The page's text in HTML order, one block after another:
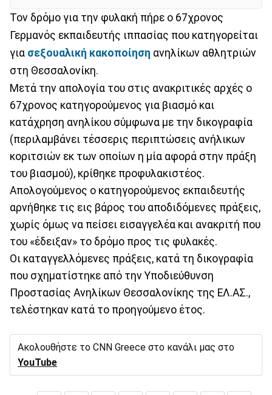
Τον δρόμο για την φυλακή πήρε ο 67χρονος
Γερμανός εκπαιδευτής ιππασίας που κατηγορείται
για σεξουαλική κακοποίηση ανηλίκων αθλητριών
στη Θεσσαλονίκη.
Μετά την απολογία του στις ανακριτικές αρχές ο
67χρονος κατηγορούμενος για βιασμό και
κατάχρηση ανηλίκου σύμφωνα με την δικογραφία
(περιλαμβάνει τέσσερις περιπτώσεις ανήλικων
κοριτσιών εκ των οποίων η μία αφορά στην πράξη
του βιασμού), κρίθηκε προφυλακιστέος.
Απολογούμενος ο κατηγορούμενος εκπαιδευτής
αρνήθηκε τις εις βάρος του αποδιδόμενες πράξεις,
χωρίς όμως να πείσει εισαγγελέα και ανακριτή που
του «έδειξαν» το δρόμο προς τις φυλακές.
Οι καταγγελλόμενες πράξεις, κατά τη δικογραφία
που σχηματίστηκε από την Υποδιεύθυνση
Προστασίας Ανηλίκων Θεσσαλονίκης της ΕΛ.ΑΣ.,
τελέστηκαν κατά το προηγούμενο έτος.
Ακολουθήστε το CNN Greece στο κανάλι μας στο
YouTube